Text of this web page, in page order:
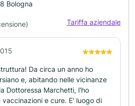
Bologna
Tariffa aziendale
Da circa un anno ho
e, abitando nelle vicinanze
Dottoressa Marchetti, l'ho
e cure. E' luogo di